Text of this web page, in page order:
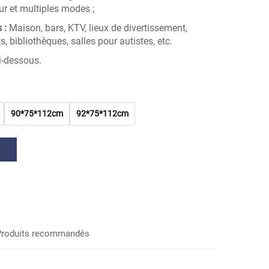
et multiples modes ;
: Maison, bars, KTV, lieux de divertissement,
bibliothèques, salles pour autistes, etc.
dessous.
90*75*112cm 92*75*112cm
recommandés